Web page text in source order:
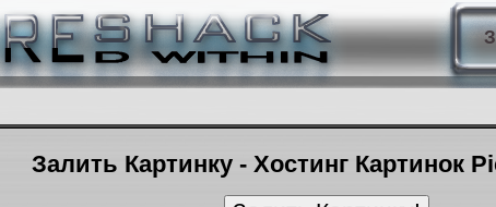
Залить Картинку - Хостинг Картинок